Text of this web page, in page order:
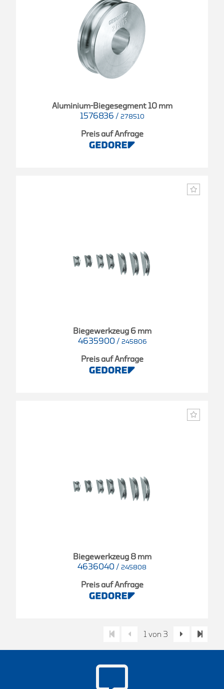
Aluminium-Biegesegment 10 mm
1576836 / 278510
Preis auf Anfrage
Biegewerkzeug 6 mm
4635900 / 245806
Preis auf Anfrage
Biegewerkzeug 8 mm
4636040 / 245808
Preis auf Anfrage
1 von 3